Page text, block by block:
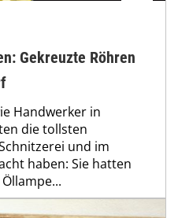
Gekreuzte Röhren
Handwerker in
die tollsten
und im
haben: Sie hatten